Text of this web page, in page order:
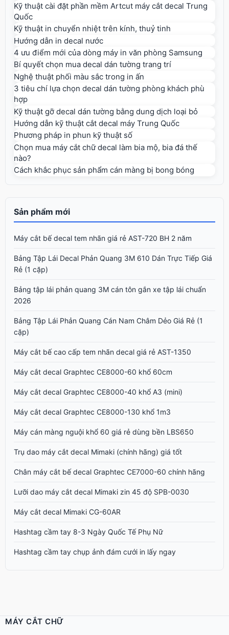
Kỹ thuật cài đặt phần mềm Artcut máy cắt decal Trung
Quốc
Kỹ thuật in chuyển nhiệt trên kính, thuỷ tinh
Hướng dẫn in decal nước
4 ưu điểm mới của dòng máy in văn phòng Samsung
Bí quyết chọn mua decal dán tường trang trí
Nghệ thuật phối màu sắc trong in ấn
3 tiêu chí lựa chọn decal dán tường phòng khách phù
hợp
Kỹ thuật gỡ decal dán tường bằng dung dịch loại bỏ
Hướng dẫn kỹ thuật cắt decal máy Trung Quốc
Phương pháp in phun kỹ thuật số
Chọn mua máy cắt chữ decal làm bia mộ, bia đá thế
nào?
Cách khắc phục sản phẩm cán màng bị bong bóng
Sản phẩm mới
Máy cắt bế decal tem nhãn giá rẻ AST-720 BH 2 năm
Bảng Tập Lái Decal Phản Quang 3M 610 Dán Trực Tiếp Giá
Rẻ (1 cặp)
Bảng tập lái phản quang 3M cán tôn gắn xe tập lái chuẩn
2026
Bảng Tập Lái Phản Quang Cán Nam Châm Dẻo Giá Rẻ (1
cặp)
Máy cắt bế cao cấp tem nhãn decal giá rẻ AST-1350
Máy cắt decal Graphtec CE8000-60 khổ 60cm
Máy cắt decal Graphtec CE8000-40 khổ A3 (mini)
Máy cắt decal Graphtec CE8000-130 khổ 1m3
Máy cán màng nguội khổ 60 giá rẻ dùng bền LBS650
Trụ dao máy cắt decal Mimaki (chính hãng) giá tốt
Chân máy cắt bế decal Graphtec CE7000-60 chính hãng
Lưỡi dao máy cắt decal Mimaki zin 45 độ SPB-0030
Máy cắt decal Mimaki CG-60AR
Hashtag cầm tay 8-3 Ngày Quốc Tế Phụ Nữ
Hashtag cầm tay chụp ảnh đám cưới in lấy ngay
MÁY CẮT CHỮ